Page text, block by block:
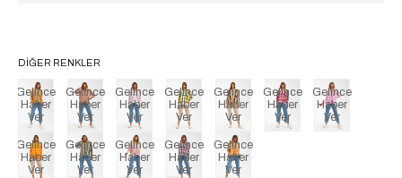
DIĞER RENKLER
Gelince
Haber
Ver
Gelince
Haber
Ver
Gelince
Haber
Ver
Gelince
Haber
Ver
Gelince
Haber
Ver
Gelince
Haber
Ver
Gelince
Haber
Ver
Gelince
Haber
Ver
Gelince
Haber
Ver
Gelince
Haber
Ver
Gelince
Haber
Ver
Gelince
Haber
Ver